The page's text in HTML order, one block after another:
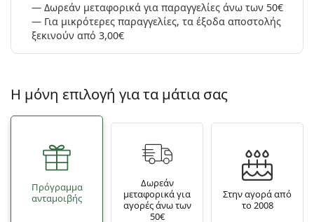
Δωρεάν μεταφορικά για παραγγελίες άνω των 50€
Για μικρότερες παραγγελίες, τα έξοδα αποστολής
ξεκινούν από 3,00€
Η μόνη επιλογή για τα μάτια σας
Πρόγραμμα
ανταμοιβής
Δωρεάν
μεταφορικά για
αγορές άνω των
50€
Στην αγορά από
το 2008